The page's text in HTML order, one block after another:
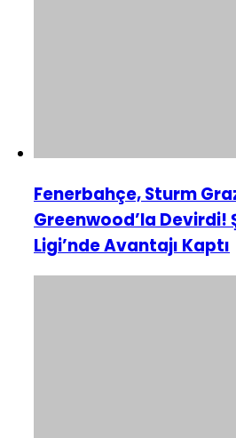
Fenerbahçe, Sturm
Greenwood’la
Ligi’nde Avantajı Kaptı